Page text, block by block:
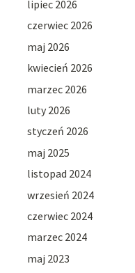
lipiec 2026
czerwiec 2026
maj 2026
kwiecień 2026
marzec 2026
luty 2026
styczeń 2026
maj 2025
listopad 2024
wrzesień 2024
czerwiec 2024
marzec 2024
maj 2023